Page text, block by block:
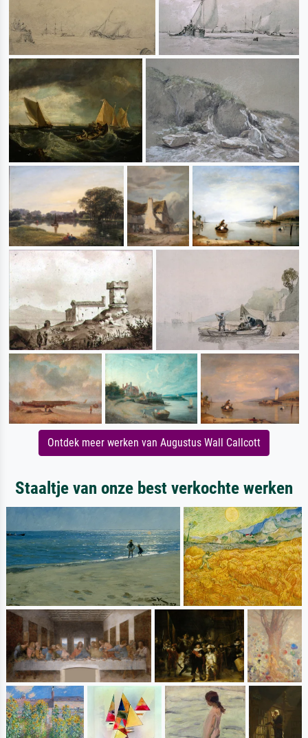
Ontdek meer werken van Augustus Wall Callcott
Staaltje van onze best verkochte werken